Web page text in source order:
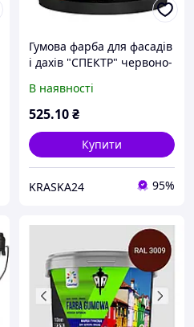
Гумова фарба для фасадів
і дахів "СПЕКТР" червоно-
В наявності
525.10₴
Купити
KRASKA24 95%